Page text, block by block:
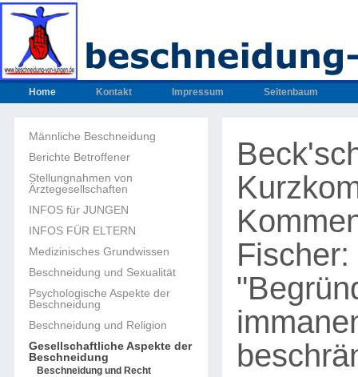
Home Kontakt Impressum Seitenbaum
Männliche Beschneidung
Berichte Betroffener
Stellungnahmen von
Ärztegesellschaften
INFOS für JUNGEN
INFOS FÜR ELTERN
Medizinisches Grundwissen
Beschneidung und Sexualität
Psychologische Aspekte der
Beschneidung
Beschneidung und Religion
Gesellschaftliche Aspekte der
Beschneidung
Beschneidung und Recht
Fischer: